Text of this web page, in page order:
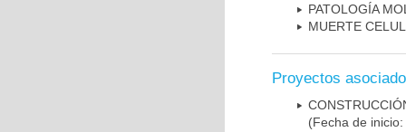
PATOLOGÍA
MUERTE
Proyectos
(Fecha de